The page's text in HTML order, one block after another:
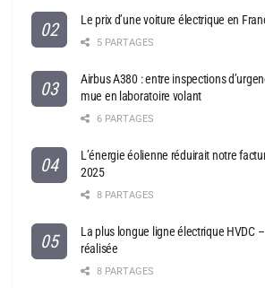
Le prix d’une voiture électrique en
5 PARTAGES
Airbus A380 : entre inspections
mue en laboratoire volant
6 PARTAGES
L’énergie éolienne réduirait notre
2025
8 PARTAGES
La plus longue ligne électrique HVDC
réalisée
8 PARTAGES